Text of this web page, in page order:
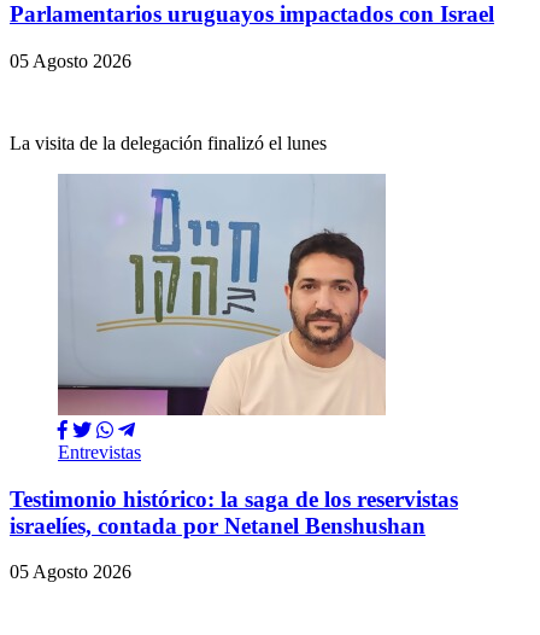
Parlamentarios uruguayos impactados con Israel
05 Agosto 2026
La visita de la delegación finalizó el lunes
Entrevistas
Testimonio histórico: la saga de los reservistas
israelíes, contada por Netanel Benshushan
05 Agosto 2026